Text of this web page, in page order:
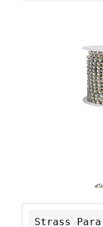
Strass